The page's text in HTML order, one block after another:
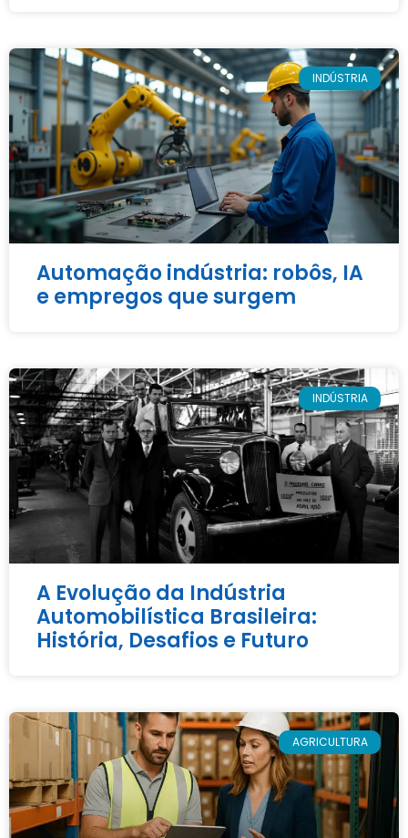
INDÚSTRIA
Automação indústria: robôs, IA
e empregos que surgem
INDÚSTRIA
A Evolução da Indústria
Automobilística Brasileira:
História, Desafios e Futuro
AGRICULTURA